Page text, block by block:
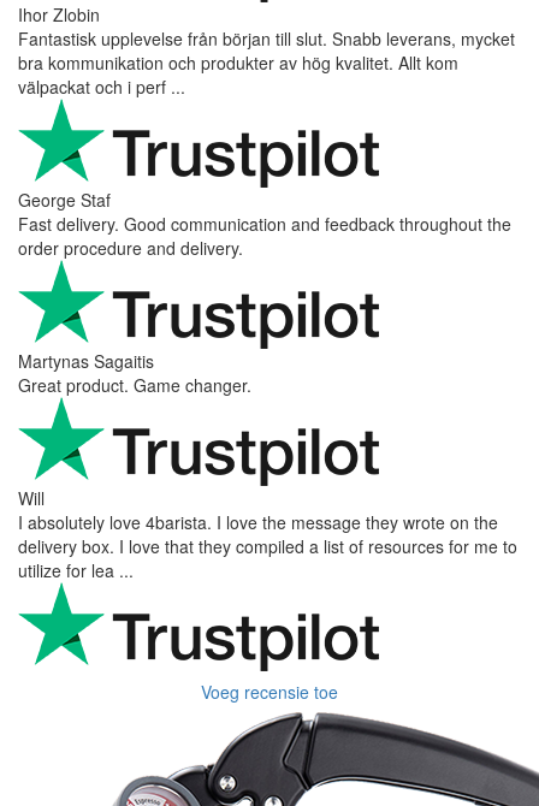
Ihor Zlobin
Fantastisk upplevelse från början till slut. Snabb leverans, mycket
bra kommunikation och produkter av hög kvalitet. Allt kom
välpackat och i perf ...
George Staf
Fast delivery. Good communication and feedback throughout the
order procedure and delivery.
Martynas Sagaitis
Great product. Game changer.
Will
I absolutely love 4barista. I love the message they wrote on the
delivery box. I love that they compiled a list of resources for me to
utilize for lea ...
Voeg recensie toe